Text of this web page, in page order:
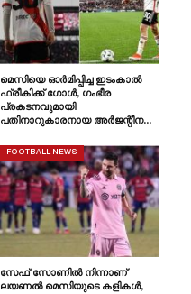
മെസിയെ ഓർമിപ്പിച്ച ഇടംകാൽ
ഫ്രീകിക്ക് ഗോൾ, ഗംഭീര
പ്രകടനവുമായി
പതിനാറുകാരനായ അർജന്റീന…
FOOTBALL NEWS
സേഫ് സോണിൽ നിന്നാണ്
ലയണൽ മെസിയുടെ കളികൾ,